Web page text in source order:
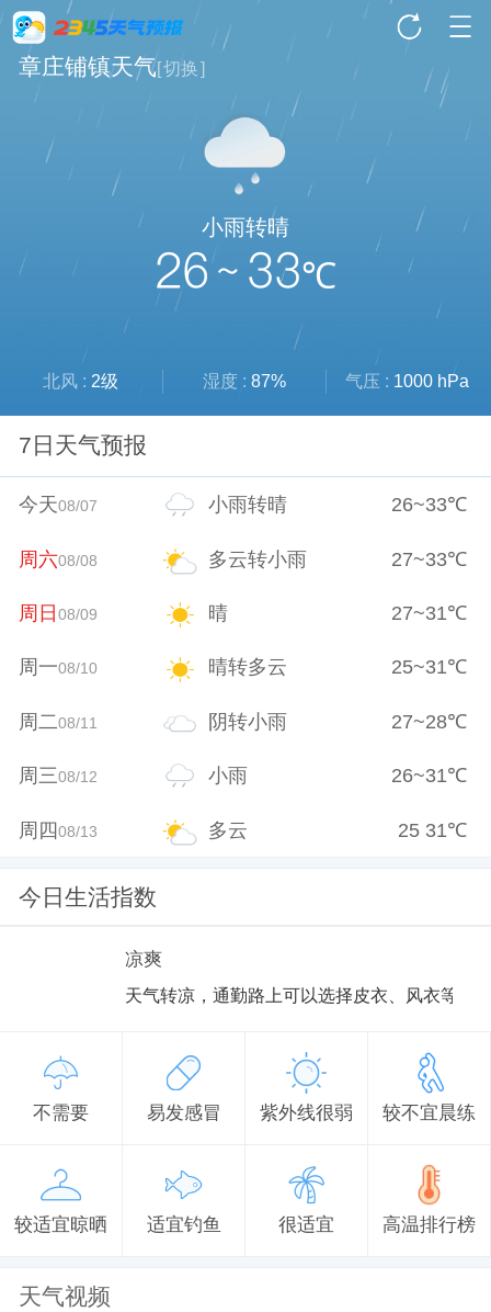
章庄铺镇天气[切换]
小雨转晴
26 ~ 33℃
北风 : 2级 湿度 : 87% 气压 : 1000 hPa
7日天气预报
今天08/07 小雨转晴 26~33℃
周六08/08 多云转小雨 27~33℃
周日08/09 晴 27~31℃
周一08/10 晴转多云 25~31℃
周二08/11 阴转小雨 27~28℃
周三08/12 小雨 26~31℃
周四08/13 多云 25 31℃
今日生活指数
凉爽
天气转凉，通勤路上可以选择皮衣、风衣等防
不需要 易发感冒 紫外线很弱 较不宜晨练
较适宜晾晒 适宜钓鱼 很适宜 高温排行榜
天气视频